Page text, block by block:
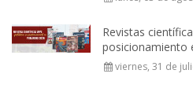
Revistas
posicionamiento
viernes, 31 de